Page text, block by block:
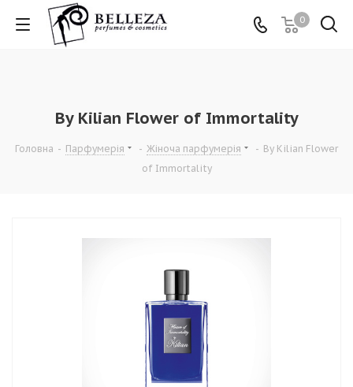
0
By Kilian Flower of Immortality
Головна - Парфумерія - Жіноча парфумерія - By Kilian Flower
of Immortality